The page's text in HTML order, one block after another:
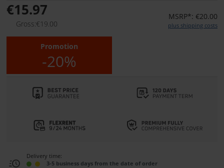
€15.97
Gross:€19.00
MSRP*: €20.00
plus shipping costs
Promotion
-20%
Delivery time:
3-5 business days from the date of order